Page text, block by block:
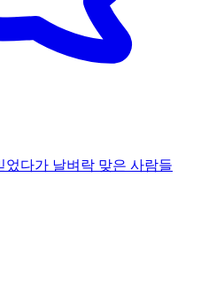
다가 날벼락 맞은 사람들